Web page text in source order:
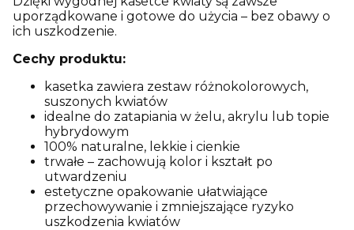
uporządkowane i gotowe do użycia – bez obawy o
ich uszkodzenie.
Cechy produktu:
kasetka zawiera zestaw różnokolorowych,
suszonych kwiatów
idealne do zatapiania w żelu, akrylu lub topie
hybrydowym
100% naturalne, lekkie i cienkie
trwałe – zachowują kolor i kształt po
utwardzeniu
estetyczne opakowanie ułatwiające
przechowywanie i zmniejszające ryzyko
uszkodzenia kwiatów